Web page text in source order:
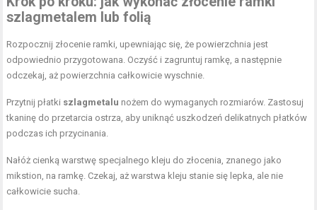
szlagmetalem lub folią
Rozpocznij złocenie ramki, upewniając się, że powierzchnia jest
odpowiednio przygotowana. Oczyść i zagruntuj ramkę, a następnie
odczekaj, aż powierzchnia całkowicie wyschnie.
Przytnij płatki szlagmetalu nożem do wymaganych rozmiarów. Zastosuj
tkaninę do przetarcia ostrza, aby uniknąć uszkodzeń delikatnych płatków
podczas ich przycinania.
Nałóż cienką warstwę specjalnego kleju do złocenia, znanego jako
mikstion, na ramkę. Czekaj, aż warstwa kleju stanie się lepka, ale nie
całkowicie sucha.